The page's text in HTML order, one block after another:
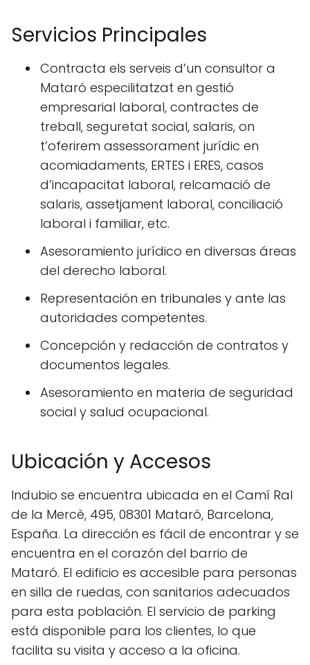
Servicios Principales
Contracta els serveis d’un consultor a
Mataró especilitatzat en gestió
empresarial laboral, contractes de
treball, seguretat social, salaris, on
t’oferirem assessorament jurídic en
acomiadaments, ERTES i ERES, casos
d’incapacitat laboral, relcamació de
salaris, assetjament laboral, conciliació
laboral i familiar, etc.
Asesoramiento jurídico en diversas áreas
del derecho laboral.
Representación en tribunales y ante las
autoridades competentes.
Concepción y redacción de contratos y
documentos legales.
Asesoramiento en materia de seguridad
social y salud ocupacional.
Ubicación y Accesos
Indubio se encuentra ubicada en el Camí Ral
de la Mercè, 495, 08301 Mataró, Barcelona,
España. La dirección es fácil de encontrar y se
encuentra en el corazón del barrio de
Mataró. El edificio es accesible para personas
en silla de ruedas, con sanitarios adecuados
para esta población. El servicio de parking
está disponible para los clientes, lo que
facilita su visita y acceso a la oficina.